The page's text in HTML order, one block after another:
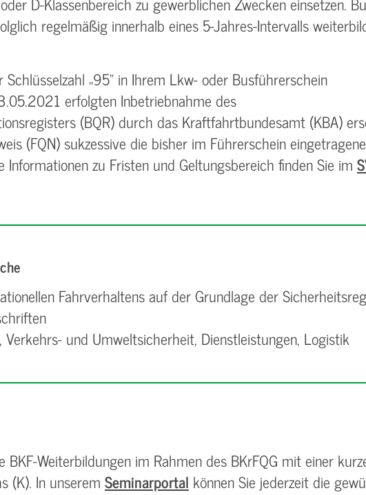
regelmäßig innerhalb eines 5-Jahres-Intervalls
„95“ in Ihrem Lkw- oder Busführerschein
erfolgten Inbetriebnahme des
(BQR) durch das Kraftfahrtbundesamt (KBA)
(FQN) sukzessive die bisher im Führerschein eingetragene
Informationen zu Fristen und Geltungsbereich finden Sie im
Fahrverhaltens auf der Grundlage der
und Umweltsicherheit, Dienstleistungen, Logistik
BKF-Weiterbildungen im Rahmen des BKrFQG mit einer
(K). In unseremSeminarportal können Sie jederzeit die